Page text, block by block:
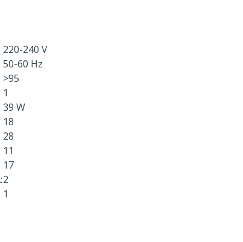
220-240 V
50-60 Hz
>95
1
39 W
18
28
11
17
2
1